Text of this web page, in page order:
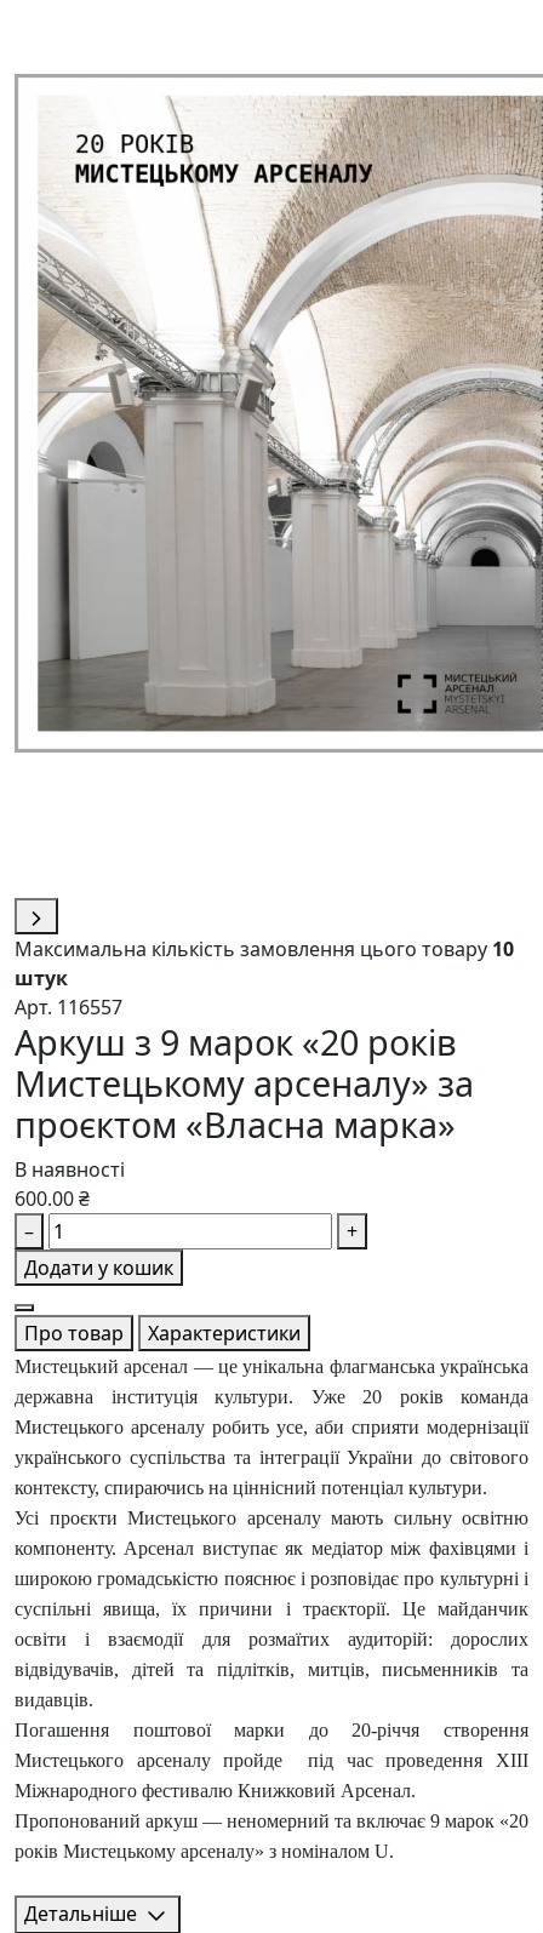
Максимальна кількість замовлення цього товару 10
штук
Арт. 116557
Аркуш з 9 марок «20 років
Мистецькому арсеналу» за
проєктом «Власна марка»
В наявності
600.00 ₴
–
+
Додати у кошик
Про товар Характеристики
Мистецький арсенал — це унікальна флагманська українська
державна інституція культури. Уже 20 років команда
Мистецького арсеналу робить усе, аби сприяти модернізації
українського суспільства та інтеграції України до світового
контексту, спираючись на ціннісний потенціал культури.
Усі проєкти Мистецького арсеналу мають сильну освітню
компоненту. Арсенал виступає як медіатор між фахівцями і
широкою громадськістю пояснює і розповідає про культурні і
суспільні явища, їх причини і траєкторії. Це майданчик
освіти і взаємодії для розмаїтих аудиторій: дорослих
відвідувачів, дітей та підлітків, митців, письменників та
видавців.
Погашення поштової марки до 20-річчя створення
Мистецького арсеналу пройде під час проведення ХІІІ
Міжнародного фестивалю Книжковий Арсенал.
Пропонований аркуш — неномерний та включає 9 марок «20
років Мистецькому арсеналу» з номіналом U.
Детальніше